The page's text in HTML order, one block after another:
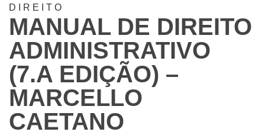
DIREITO
MANUAL DE DIREITO
ADMINISTRATIVO
(7.A EDIÇÃO) –
MARCELLO
CAETANO